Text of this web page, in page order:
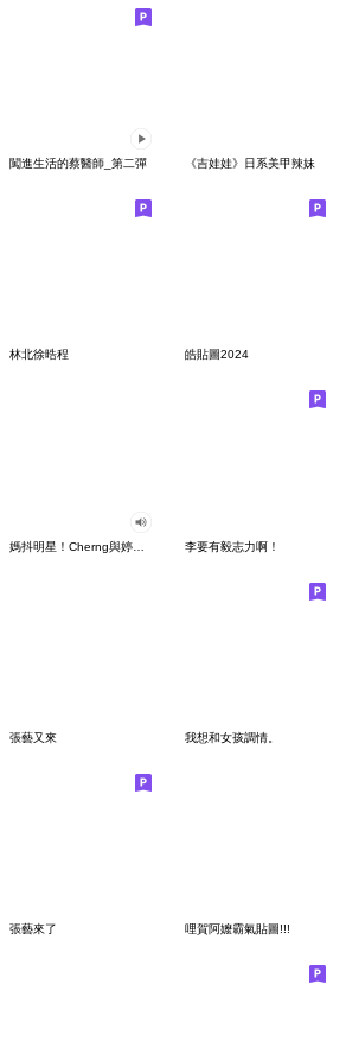
闖進生活的蔡醫師_第二彈 《吉娃娃》日系美甲辣妹
林北徐晧程 皓貼圖2024
李要有毅志力啊！
張藝又來 我想和女孩調情。
張藝來了 哩賀阿嬤霸氣貼圖!!!